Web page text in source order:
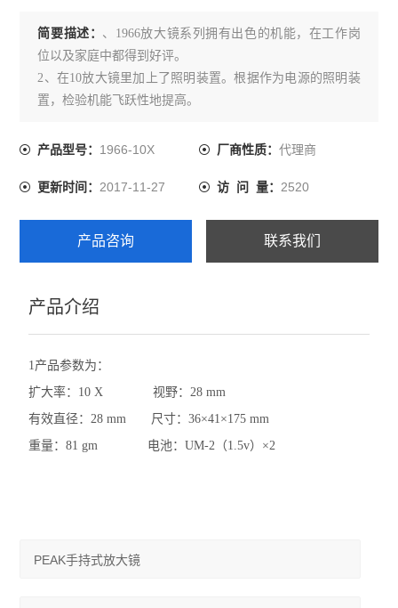
简要描述： 、1966放大镜系列拥有出色的机能，在工作岗
位以及家庭中都得到好评。
2、在10放大镜里加上了照明装置。根据作为电源的照明装
置，检验机能飞跃性地提高。
只需要装2个干电池就可以照明。
用油灯只使用自然光也可以观察。
产品型号： 1966-10X 厂商性质： 代理商
更新时间：2017-11-27 访 问 量： 2520
产品咨询 联系我们
产品介绍
1产品参数为：
扩大率：10 X 视野：28 mm
有效直径：28 mm 尺寸：36×41×175 mm
重量：81 gm 电池：UM-2（1.5v）×2